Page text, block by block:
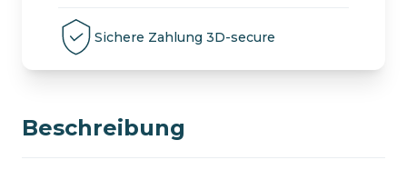
Sichere Zahlung 3D-secure
Beschreibung